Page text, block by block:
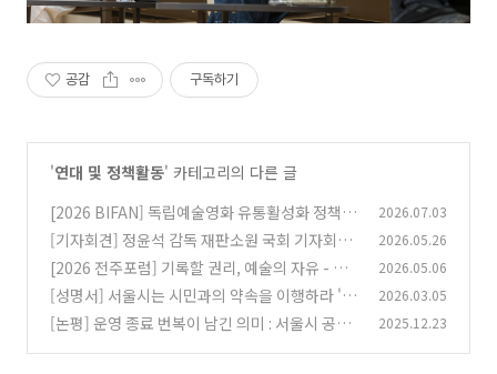
공감 구독하기
'연대 및 정책활동' 카테고리의 다른 글
[2026 BIFAN] 독립예술영화 유통활성화 정책포
럼 (7.5)
(0)
2026.07.03
[기자회견] 정윤석 감독 재판소원 국회 기자회견
(2026.05.26)
(0)
2026.05.26
[2026 전주포럼] 기록할 권리, 예술의 자유 - 예
술 저널리즘의 경계와 예술인권리보장법 (4/30)
(0)
2026.05.06
[성명서] 서울시는 시민과의 약속을 이행하라 '서
울시네마테크' 원안 복귀와 공론장 즉각 개최를
2026.03.05
[논평] 운영 종료 번복이 남긴 의미 : 서울시 공공
2025.12.23